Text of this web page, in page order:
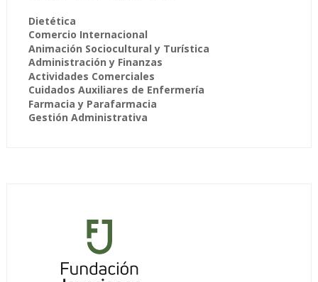
Dietética
Comercio Internacional
Animación Sociocultural y Turística
Administración y Finanzas
Actividades Comerciales
Cuidados Auxiliares de Enfermería
Farmacia y Parafarmacia
Gestión Administrativa